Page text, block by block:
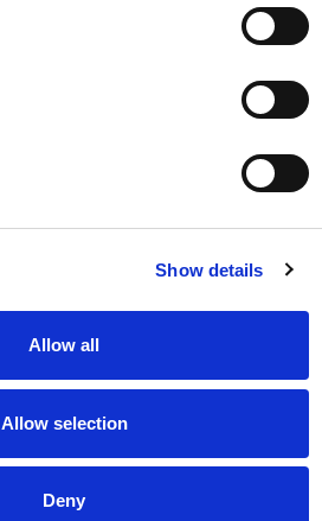
Show details
Allow all
Allow selection
Deny